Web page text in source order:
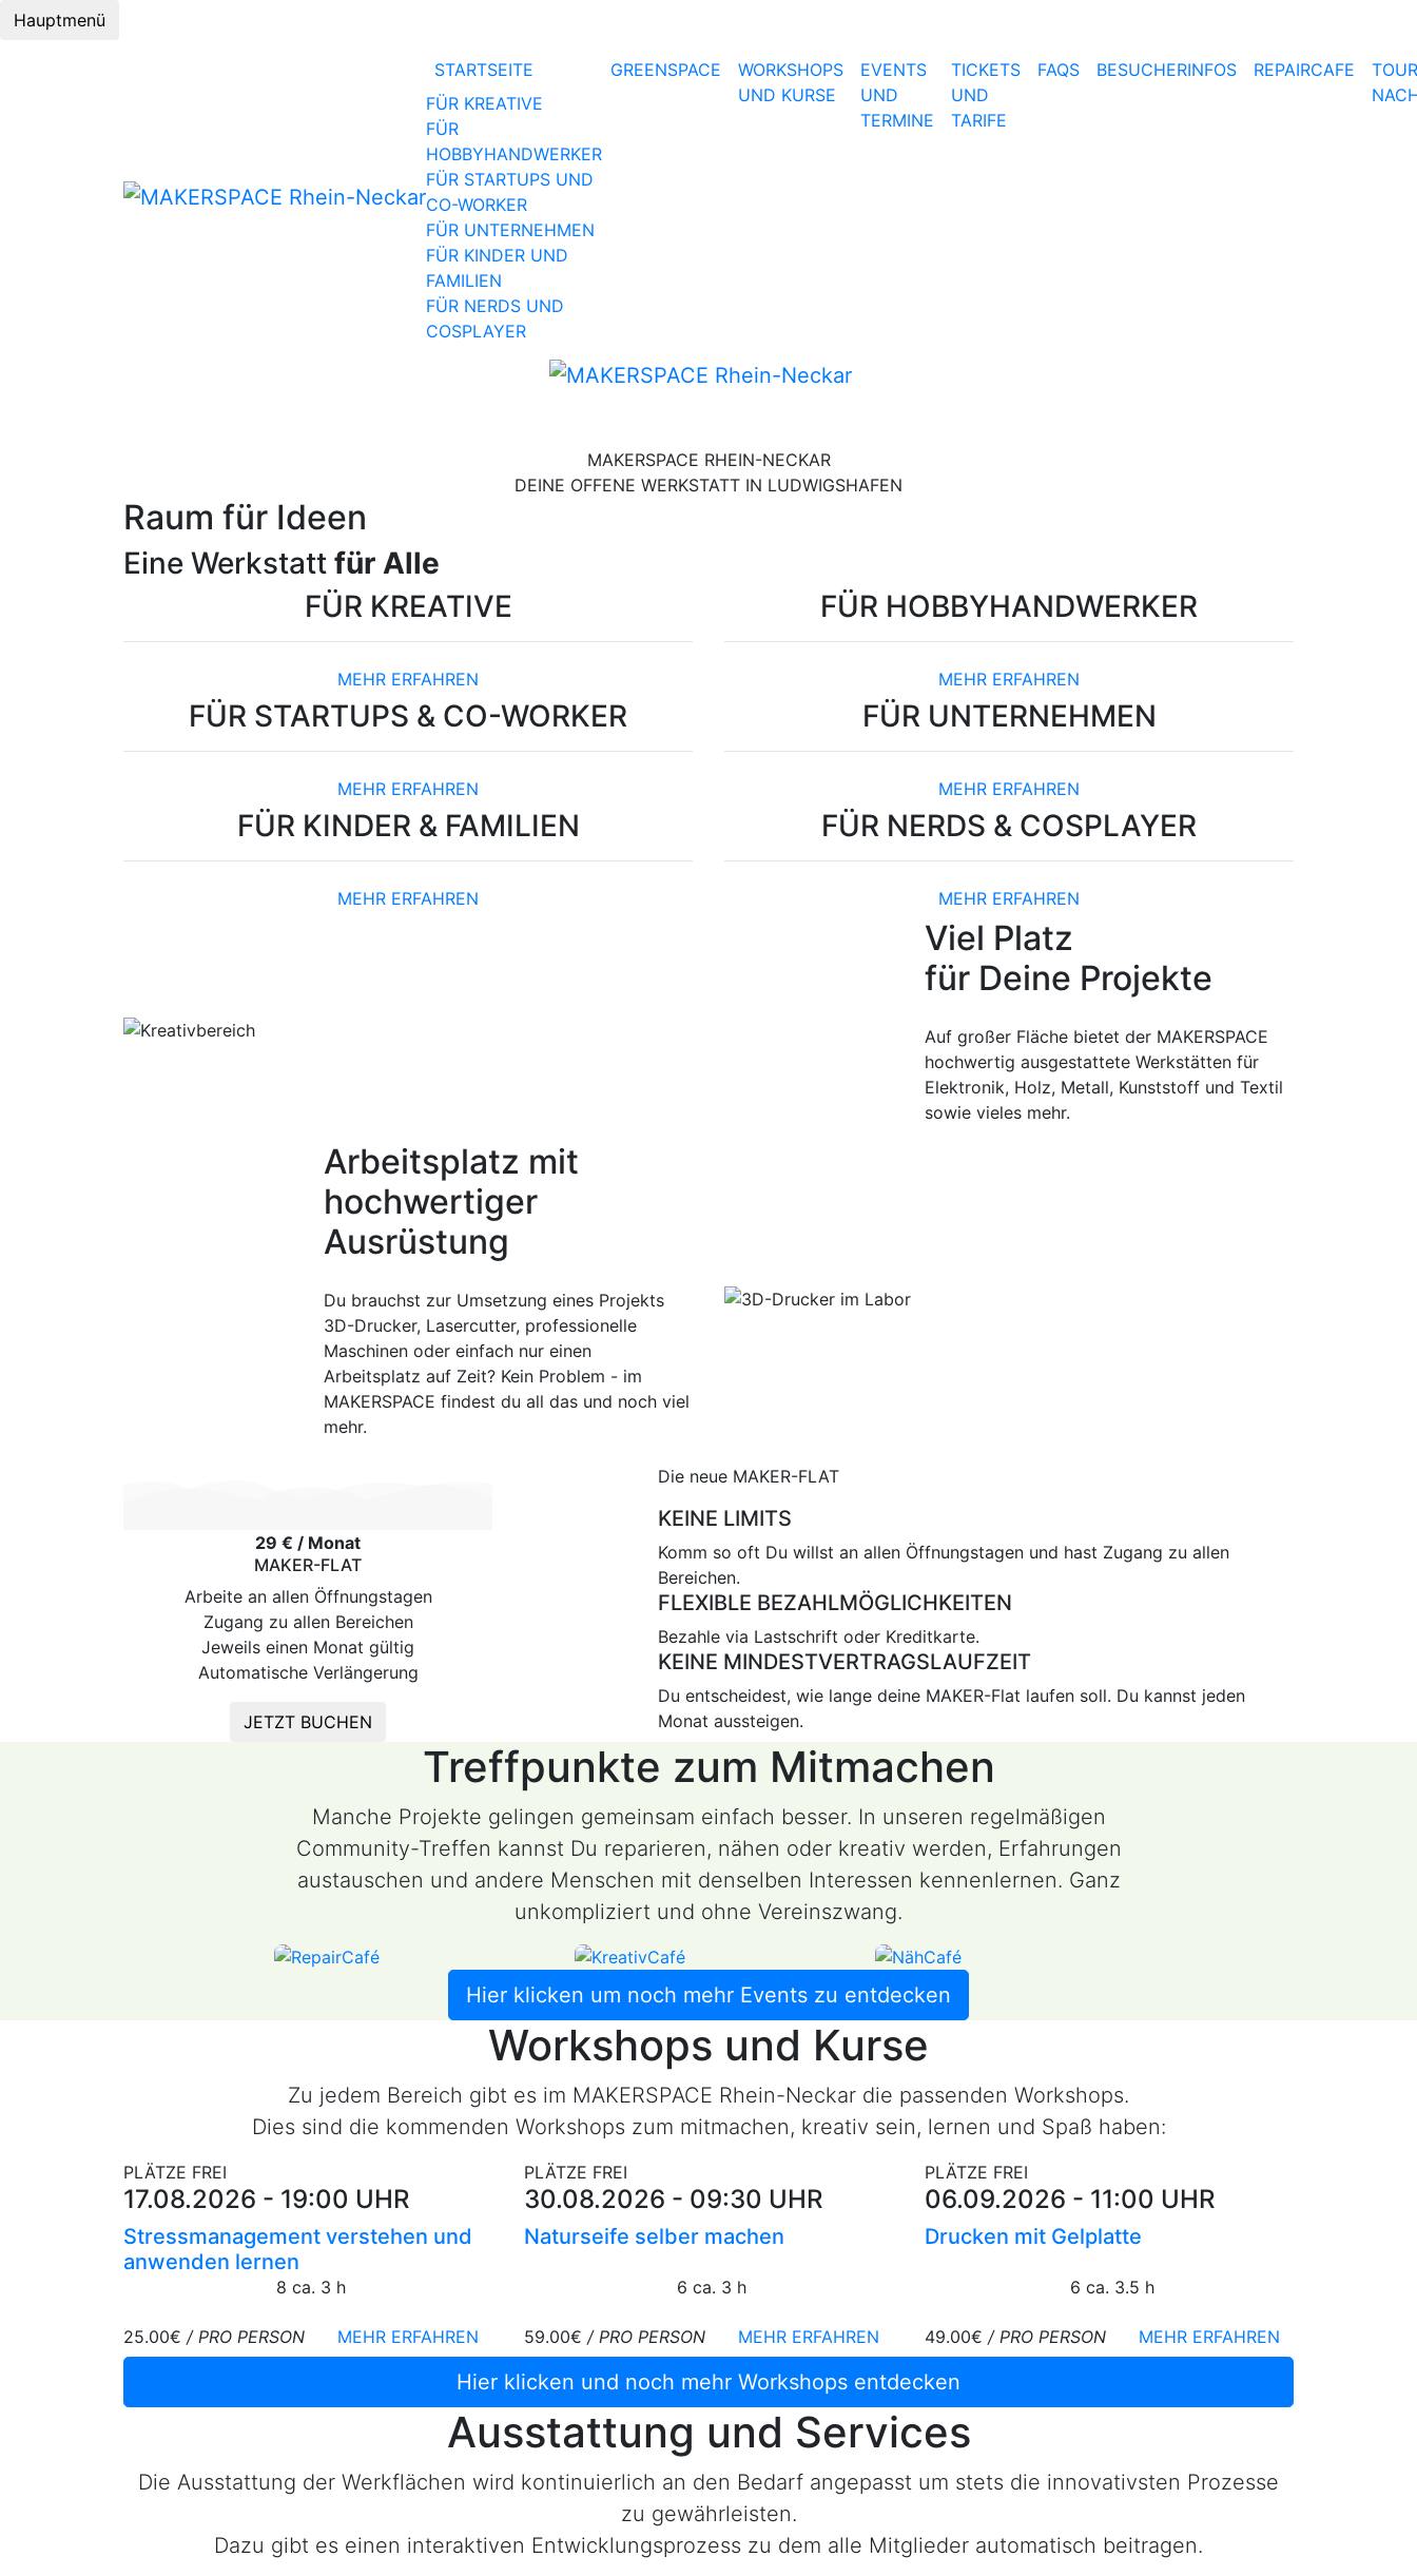
Hauptmenü
STARTSEITE
FÜR KREATIVE
FÜR
HOBBYHANDWERKER
FÜR STARTUPS UND
CO-WORKER
FÜR UNTERNEHMEN
FÜR KINDER UND
FAMILIEN
FÜR NERDS UND
COSPLAYER
GREENSPACE
WORKSHOPS
UND KURSE
EVENTS
UND
TERMINE
TICKETS
UND
TARIFE
FAQS BESUCHERINFOS REPAIRCAFE
MAKERSPACE RHEIN-NECKAR
DEINE OFFENE WERKSTATT IN LUDWIGSHAFEN
Raum für Ideen
Eine Werkstatt für Alle
FÜR KREATIVE
MEHR ERFAHREN
FÜR HOBBYHANDWERKER
MEHR ERFAHREN
FÜR STARTUPS & CO-WORKER
MEHR ERFAHREN
FÜR UNTERNEHMEN
MEHR ERFAHREN
FÜR KINDER & FAMILIEN
MEHR ERFAHREN
FÜR NERDS & COSPLAYER
MEHR ERFAHREN
Viel Platz
für Deine Projekte
Auf großer Fläche bietet der MAKERSPACE
hochwertig ausgestattete Werkstätten für
Elektronik, Holz, Metall, Kunststoff und Textil
sowie vieles mehr.
Arbeitsplatz mit
hochwertiger
Ausrüstung
Du brauchst zur Umsetzung eines Projekts
3D-Drucker, Lasercutter, professionelle
Maschinen oder einfach nur einen
Arbeitsplatz auf Zeit? Kein Problem - im
MAKERSPACE findest du all das und noch viel
mehr.
29 € / Monat
MAKER-FLAT
Arbeite an allen Öffnungstagen
Zugang zu allen Bereichen
Jeweils einen Monat gültig
Automatische Verlängerung
JETZT BUCHEN
Die neue MAKER-FLAT
KEINE LIMITS
Komm so oft Du willst an allen Öffnungstagen und hast Zugang zu allen
Bereichen.
FLEXIBLE BEZAHLMÖGLICHKEITEN
Bezahle via Lastschrift oder Kreditkarte.
KEINE MINDESTVERTRAGSLAUFZEIT
Du entscheidest, wie lange deine MAKER-Flat laufen soll. Du kannst jeden
Monat aussteigen.
Treffpunkte zum Mitmachen
Manche Projekte gelingen gemeinsam einfach besser. In unseren regelmäßigen
Community-Treffen kannst Du reparieren, nähen oder kreativ werden, Erfahrungen
austauschen und andere Menschen mit denselben Interessen kennenlernen. Ganz
unkompliziert und ohne Vereinszwang.
Hier klicken um noch mehr Events zu entdecken
Workshops und Kurse
Zu jedem Bereich gibt es im MAKERSPACE Rhein-Neckar die passenden Workshops.
Dies sind die kommenden Workshops zum mitmachen, kreativ sein, lernen und Spaß haben:
PLÄTZE FREI
17.08.2026 - 19:00 UHR
Stressmanagement verstehen und
anwenden lernen
8 ca. 3 h
25.00€ / PRO PERSON MEHR ERFAHREN
PLÄTZE FREI
30.08.2026 - 09:30 UHR
Naturseife selber machen
6 ca. 3 h
59.00€ / PRO PERSON MEHR ERFAHREN
PLÄTZE FREI
06.09.2026 - 11:00 UHR
Drucken mit Gelplatte
6 ca. 3.5 h
49.00€ / PRO PERSON MEHR ERFAHREN
Hier klicken und noch mehr Workshops entdecken
Ausstattung und Services
Die Ausstattung der Werkflächen wird kontinuierlich an den Bedarf angepasst um stets die innovativsten Prozesse
zu gewährleisten.
Dazu gibt es einen interaktiven Entwicklungsprozess zu dem alle Mitglieder automatisch beitragen.